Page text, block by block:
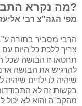
מה נקרא התבודדות?
מפי הגה"צ רבי
הרבי מסביר בתורה
צריך ללכת כל היום
תחטאו זו הבושה שכל
להרגיש את הבושה
שיהיה לו ילדים
בקשות זה לא
מהקב"ה והוא לא